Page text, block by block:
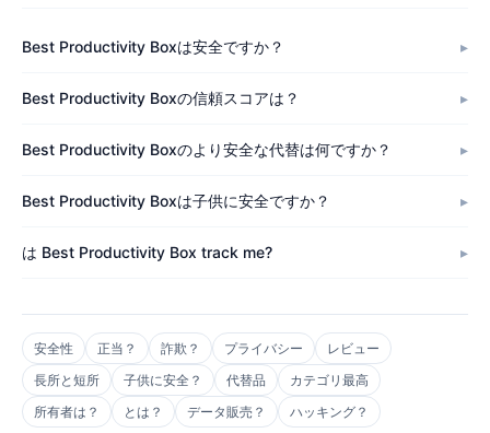
Best Productivity Boxは安全ですか？
Best Productivity Boxの信頼スコアは？
Best Productivity Boxのより安全な代替は何ですか？
Best Productivity Boxは子供に安全ですか？
は Best Productivity Box track me?
安全性 正当？ 詐欺？ プライバシー
レビュー
長所と短所
子供に安全？ 代替品
カテゴリ最高
所有者は？
とは？ データ販売？ ハッキング？